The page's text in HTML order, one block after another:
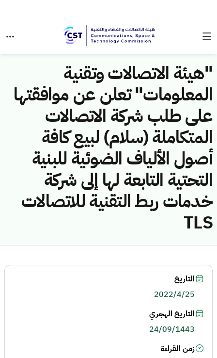
"هيئة الاتصالات وتقنية
المعلومات" تعلن عن موافقتها
على طلب شركة الاتصالات
المتكاملة (سلام) لبيع كافة
أصول الألياف الضوئية للبنية
التحتية التابعة لها إلى شركة
خدمات ربط التقنية للاتصالات
TLS
التاريخ
2022/4/25
التاريخ الهجري
24/09/1443
زمن القراءة